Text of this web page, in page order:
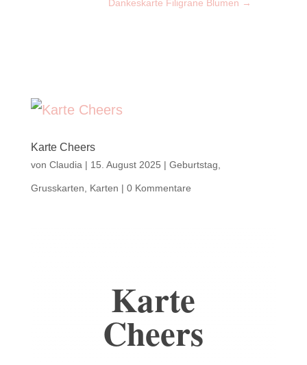
Dankeskarte Filigrane Blumen →
Karte Cheers
von Claudia | 15. August 2025 | Geburtstag
Grusskarten Karten | 0 Kommentare
Karte
Cheers